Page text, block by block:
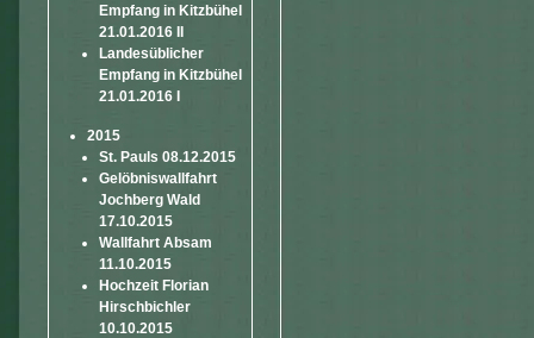
Empfang in Kitzbühel
21.01.2016 II
Landesüblicher
Empfang in Kitzbühel
21.01.2016 I
2015
St. Pauls 08.12.2015
Gelöbniswallfahrt
Jochberg Wald
17.10.2015
Wallfahrt Absam
11.10.2015
Hochzeit Florian
Hirschbichler
10.10.2015